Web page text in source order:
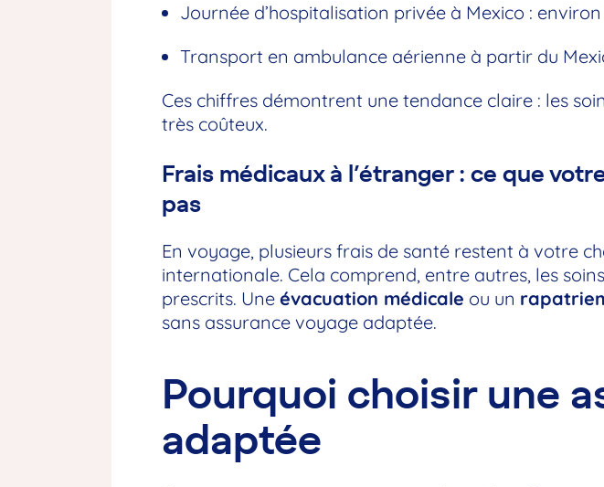
Journée d’hospitalisation privée à Mexico :
Transport en ambulance aérienne à partir du
Ces chiffres démontrent une tendance claire : les
très coûteux.
Frais médicaux à l’étranger : ce que
pas
En voyage, plusieurs frais de santé restent à votre
internationale. Cela comprend, entre autres, les
prescrits. Une évacuation médicale ou un
sans assurance voyage adaptée.
Pourquoi choisir une
adaptée